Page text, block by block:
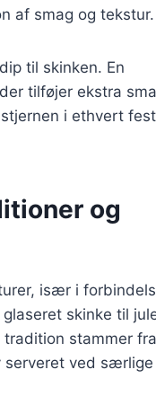
af smag og tekstur.
til skinken. En
tilføjer ekstra
i ethvert
og
især i
skinke til
stammer
serveret ved særlige